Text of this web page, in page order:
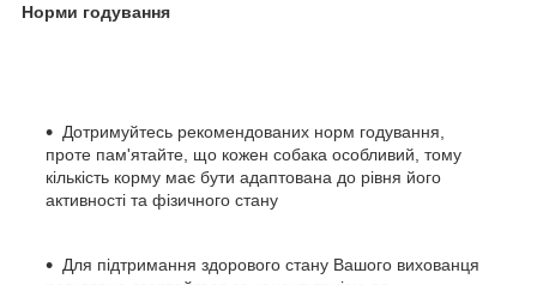
Норми годування
Дотримуйтесь рекомендованих норм годування,
проте пам'ятайте, що кожен собака особливий, тому
кількість корму має бути адаптована до рівня його
активності та фізичного стану
Для підтримання здорового стану Вашого вихованця